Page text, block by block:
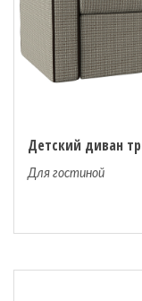
Для гостиной